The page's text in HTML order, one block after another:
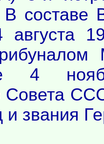
В
августа
4
Совета
и звания